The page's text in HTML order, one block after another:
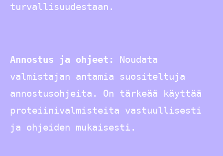
turvallisuudestaan.
Annostus ja ohjeet: Noudata
valmistajan antamia suositeltuja
annostusohjeita. On tärkeää käyttää
proteiinivalmisteita vastuullisesti
ja ohjeiden mukaisesti.